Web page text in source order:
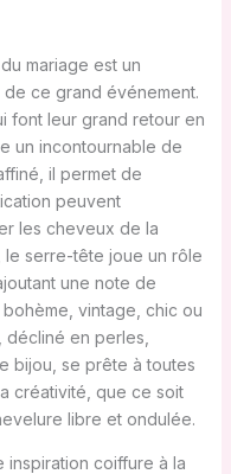
mariage est un
ce grand événement.
font leur grand retour en
un incontournable de
il permet de
peuvent
les cheveux de la
le serre-tête joue un rôle
une note de
bohème, vintage, chic ou
en perles,
bijou, se prête à toutes
créativité, que ce soit
libre et ondulée.
inspiration coiffure à la